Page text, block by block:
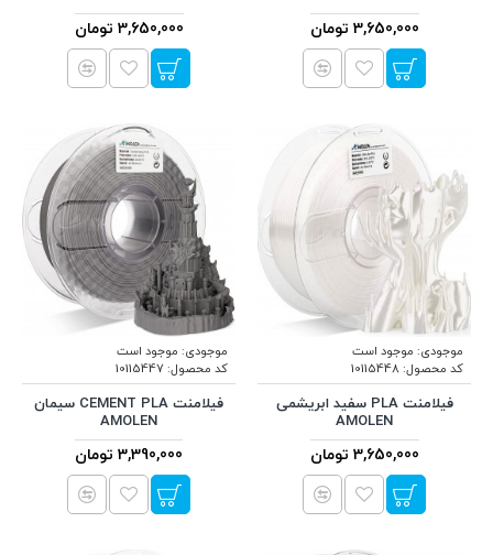
3,650,000 تومان 3,650,000 تومان
موجودی: موجود است
کد محصول:10115448
فیلامنت PLA سفید ابریشمی
AMOLEN
3,650,000 تومان
موجودی: موجود است
کد محصول:10115447
فیلامنت CEMENT PLA سیمان
AMOLEN
3,390,000 تومان